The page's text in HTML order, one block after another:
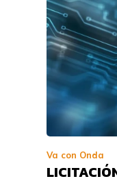
Va con Onda